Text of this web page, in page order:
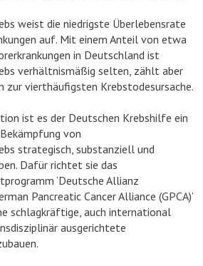
weist die niedrigste Überlebensrate
auf. Mit einem Anteil von etwa
in Deutschland ist
verhältnismäßig selten, zählt aber
zur vierthäufigsten Krebstodesursache.
ist es der Deutschen Krebshilfe ein
von
strategisch, substanziell und
Dafür richtet sie das
‘Deutsche Allianz
Pancreatic Cancer Alliance (GPCA)’
schlagkräftige, auch international
ausgerichtete